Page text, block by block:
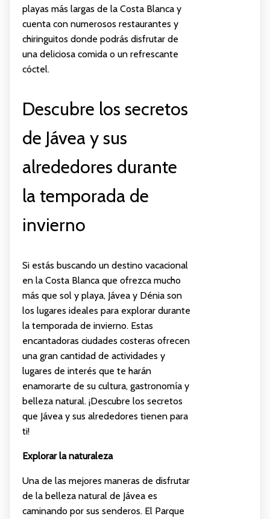
playas más largas de la Costa Blanca y
cuenta con numerosos restaurantes y
chiringuitos donde podrás disfrutar de
una deliciosa comida o un refrescante
cóctel.
Descubre los secretos
de Jávea y sus
alrededores durante
la temporada de
invierno
Si estás buscando un destino vacacional
en la Costa Blanca que ofrezca mucho
más que sol y playa, Jávea y Dénia son
los lugares ideales para explorar durante
la temporada de invierno. Estas
encantadoras ciudades costeras ofrecen
una gran cantidad de actividades y
lugares de interés que te harán
enamorarte de su cultura, gastronomía y
belleza natural. ¡Descubre los secretos
que Jávea y sus alrededores tienen para
ti!
Explorar la naturaleza
Una de las mejores maneras de disfrutar
de la belleza natural de Jávea es
caminando por sus senderos. El Parque